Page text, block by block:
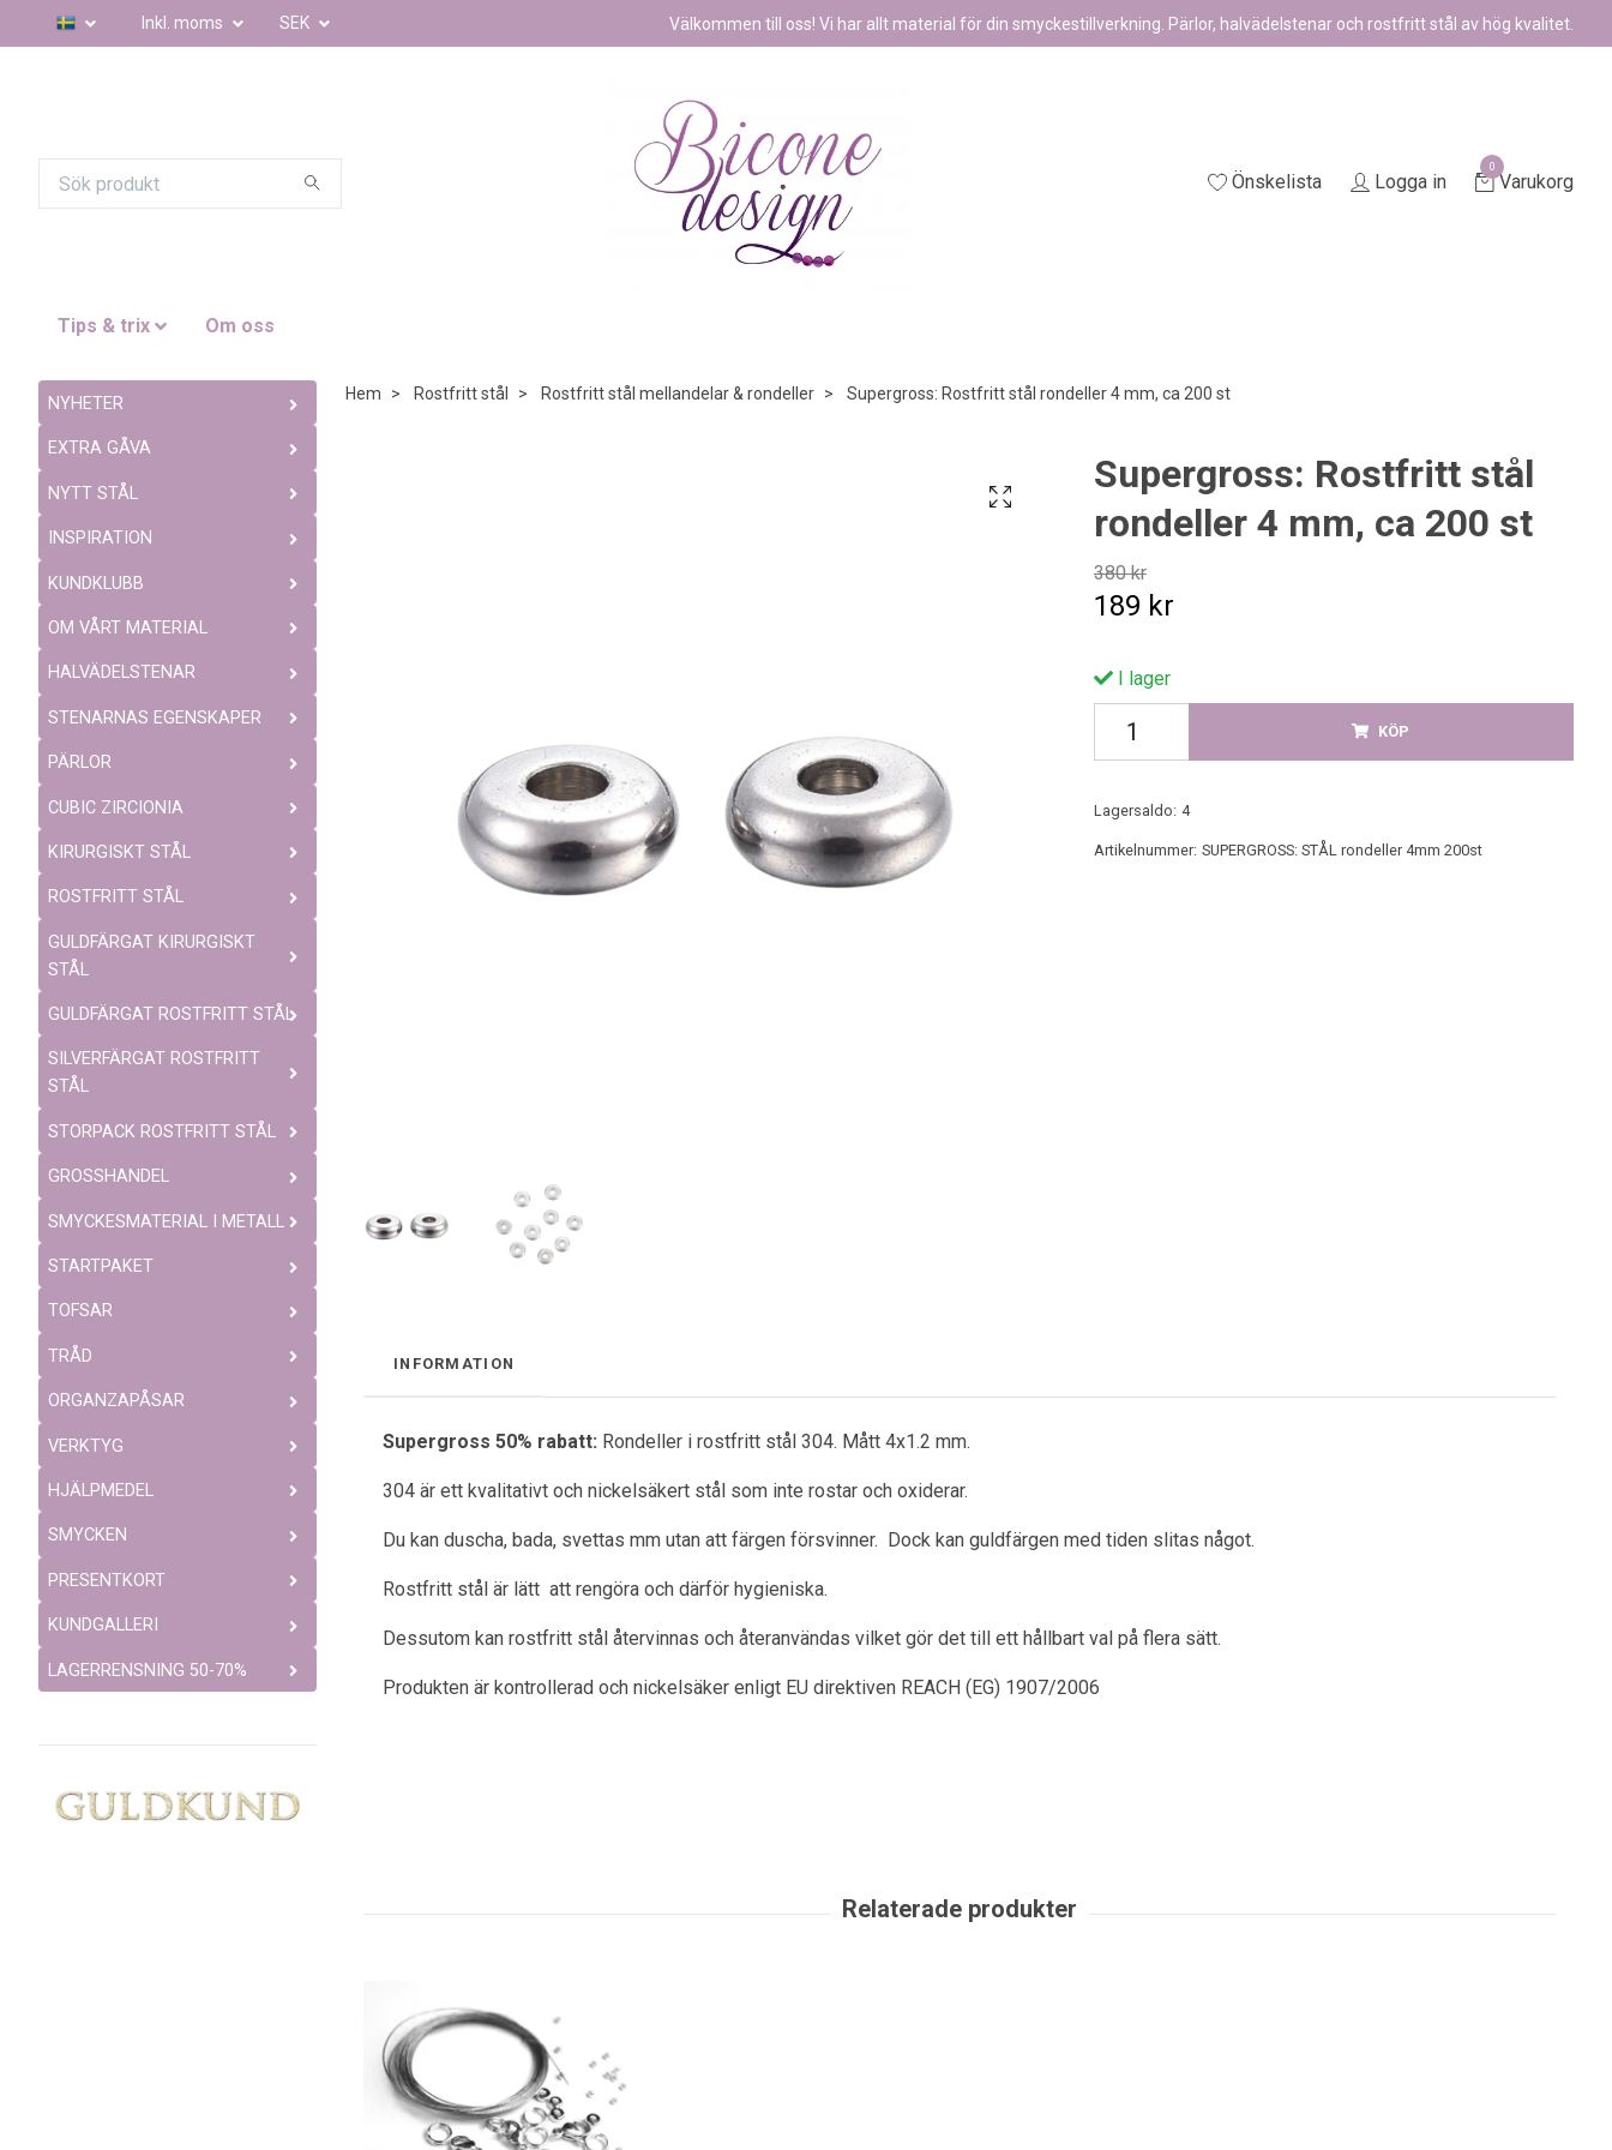
Inkl. moms SEK Välkommen till oss! Vi har allt material för din smyckestillverkning. Pärlor, halvädelstenar och rostfritt stål av hög kvalitet.
Önskelista Logga in
0
Varukorg
Tips & trix Om oss
NYHETER
EXTRA GÅVA
NYTT STÅL
INSPIRATION
KUNDKLUBB
OM VÅRT MATERIAL
HALVÄDELSTENAR
STENARNAS EGENSKAPER
PÄRLOR
CUBIC ZIRCIONIA
KIRURGISKT STÅL
ROSTFRITT STÅL
GULDFÄRGAT KIRURGISKT
STÅL
GULDFÄRGAT ROSTFRITT STÅL
SILVERFÄRGAT ROSTFRITT
STÅL
STORPACK ROSTFRITT STÅL
GROSSHANDEL
SMYCKESMATERIAL I METALL
STARTPAKET
TOFSAR
TRÅD
ORGANZAPÅSAR
VERKTYG
HJÄLPMEDEL
SMYCKEN
PRESENTKORT
KUNDGALLERI
LAGERRENSNING 50-70%
Hem Rostfritt stål Rostfritt stål mellandelar & rondeller Supergross: Rostfritt stål rondeller 4 mm, ca 200 st
Supergross: Rostfritt stål
rondeller 4 mm, ca 200 st
380 kr
189 kr
I lager
KÖP
Lagersaldo: 4
Artikelnummer: SUPERGROSS: STÅL rondeller 4mm 200st
INFORMATION
Supergross 50% rabatt: Rondeller i rostfritt stål 304. Mått 4x1.2 mm.
304 är ett kvalitativt och nickelsäkert stål som inte rostar och oxiderar.
Du kan duscha, bada, svettas mm utan att färgen försvinner. Dock kan guldfärgen med tiden slitas något.
Rostfritt stål är lätt att rengöra och därför hygieniska.
Dessutom kan rostfritt stål återvinnas och återanvändas vilket gör det till ett hållbart val på flera sätt.
Produkten är kontrollerad och nickelsäker enligt EU direktiven REACH (EG) 1907/2006